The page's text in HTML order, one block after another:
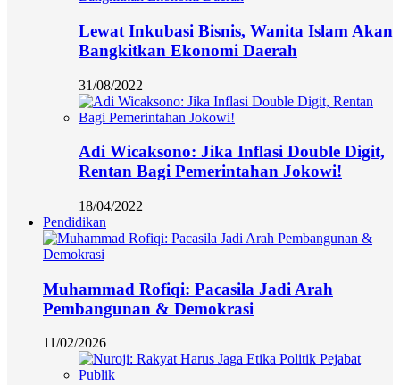
Lewat Inkubasi Bisnis, Wanita Islam Akan
Bangkitkan Ekonomi Daerah
31/08/2022
Adi Wicaksono: Jika Inflasi Double Digit,
Rentan Bagi Pemerintahan Jokowi!
18/04/2022
Pendidikan
Muhammad Rofiqi: Pacasila Jadi Arah
Pembangunan & Demokrasi
11/02/2026